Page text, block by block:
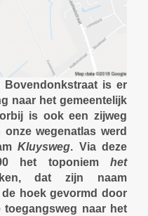
is er
naar het gemeentelijk
is ook een zijweg
wegenatlas werd
Kluysweg. Via deze
het toponiem het
dat zijn naam
hoek gevormd door
naar het